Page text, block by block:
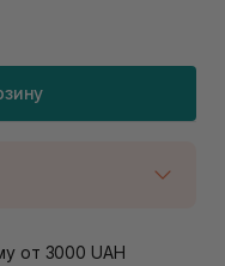
от 3000 UAH